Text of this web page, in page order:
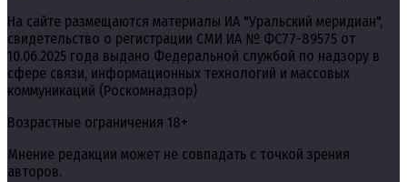
На сайте размещаются материалы ИА "Уральский меридиан",
свидетельство о регистрации СМИ ИА № ФС77-89575 от
10.06.2025 года выдано Федеральной службой по надзору в
сфере связи, информационных технологий и массовых
коммуникаций (Роскомнадзор)
Возрастные ограничения 18+
Мнение редакции может не совпадать с точкой зрения
авторов.